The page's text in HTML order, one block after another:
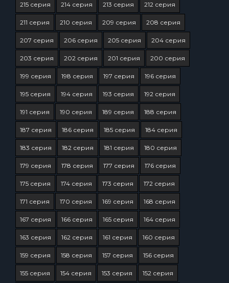
215 серия 214 серия 213 серия 212 серия
211 серия 210 серия 209 серия 208 серия
207 серия 206 серия 205 серия 204 серия
203 серия 202 серия 201 серия 200 серия
199 серия 198 серия 197 серия 196 серия
195 серия 194 серия 193 серия 192 серия
191 серия 190 серия 189 серия 188 серия
187 серия 186 серия 185 серия 184 серия
183 серия 182 серия 181 серия 180 серия
179 серия 178 серия 177 серия 176 серия
175 серия 174 серия 173 серия 172 серия
171 серия 170 серия 169 серия 168 серия
167 серия 166 серия 165 серия 164 серия
163 серия 162 серия 161 серия 160 серия
159 серия 158 серия 157 серия 156 серия
155 серия 154 серия 153 серия 152 серия